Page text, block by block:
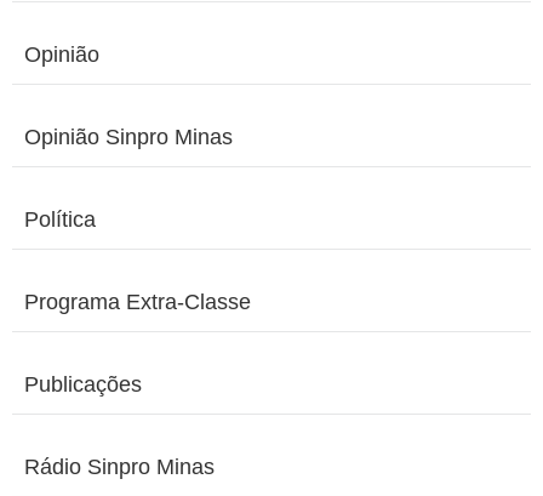
Opinião
Opinião Sinpro Minas
Política
Programa Extra-Classe
Publicações
Rádio Sinpro Minas